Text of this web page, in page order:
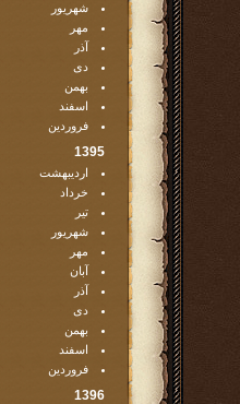
شهریور
مهر
آذر
دی
بهمن
اسفند
فروردین
1395
اردیبهشت
خرداد
تیر
شهریور
مهر
آبان
آذر
دی
بهمن
اسفند
فروردین
1396